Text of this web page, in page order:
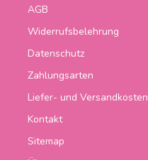
AGB
Widerrufsbelehrung
Datenschutz
Zahlungsarten
Liefer- und Versandkosten
Kontakt
Sitemap